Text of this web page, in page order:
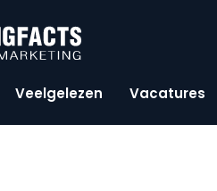
Veelgelezen Vacatures